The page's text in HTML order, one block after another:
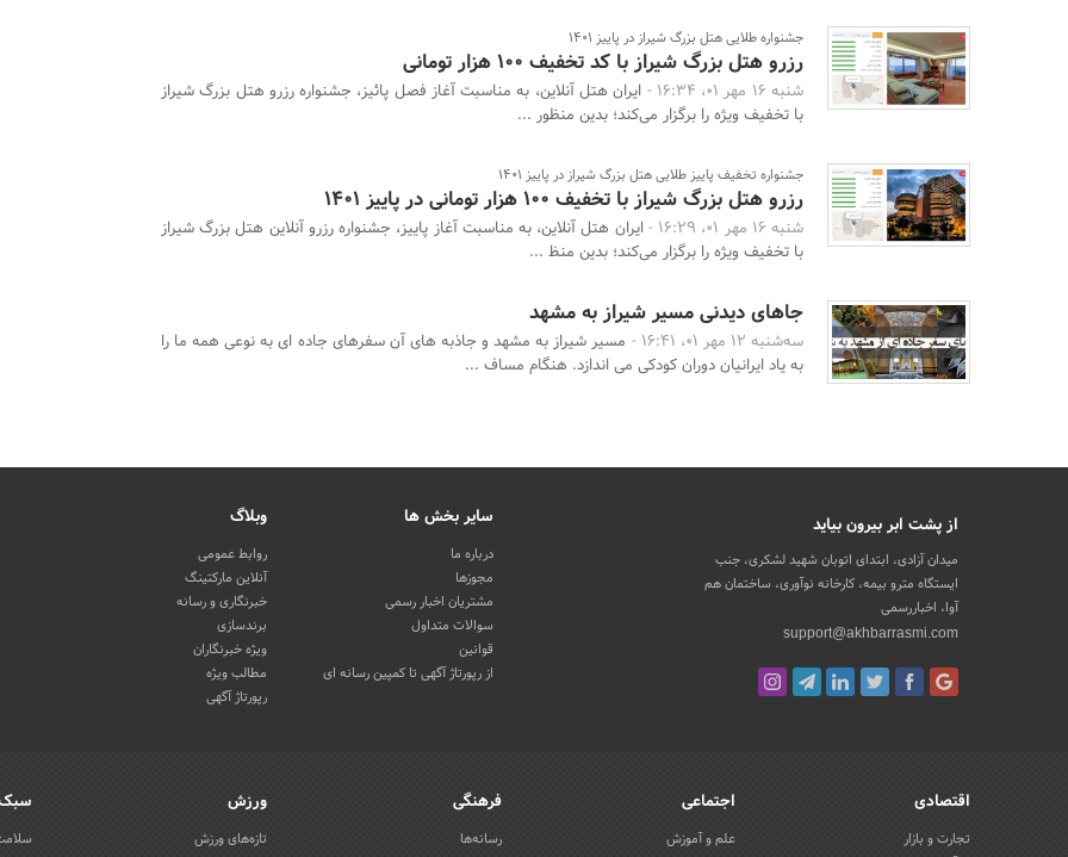
جشنواره طلایی هتل بزرگ شیراز در پاییز 1401
رزرو هتل بزرگ شیراز با کد تخفیف 100 هزار تومانی
شنبه 16 مهر 01، 16:34 -
ایران هتل آنلاین، به مناسبت آغاز فصل پائیز، جشنواره رزرو هتل بزرگ شیراز
با تخفیف ویژه را برگزار می‌‌کند؛ بدین منظور ...
جشنواره تخفیف پاییز طلایی هتل بزرگ شیراز در پاییز 1401
رزرو هتل بزرگ شیراز با تخفیف 100 هزار تومانی در پاییز 1401
شنبه 16 مهر 01، 16:29 -
ایران هتل آنلاین، به مناسبت آغاز پاییز، جشنواره رزرو آنلاین هتل بزرگ شیراز
با تخفیف ویژه را برگزار می‌‌کند؛ بدین منظ ...
جاهای دیدنی مسیر شیراز به مشهد
سه‌شنبه 12 مهر 01، 16:41 -
مسیر شیراز به مشهد و جاذبه های آن سفرهای جاده ای به نوعی همه ما را
به یاد ایرانیان دوران کودکی می اندازد. هنگام مساف ...
از پشت ابر بیرون بیاید
میدان آزادی، ابتدای اتوبان شهید لشکری، جنب
ایستگاه مترو بیمه، کارخانه نوآوری، ساختمان هم
آوا، اخباررسمی
support@akhbarrasmi.com
سایر بخش ها
درباره ما
مجوزها
مشتریان اخبار رسمی
سوالات متداول
قوانین
از رپورتاژ آگهی تا کمپین رسانه ای
وبلاگ
روابط عمومی
آنلاین مارکتینگ
خبرنگاری و رسانه
برندسازی
ویژه خبرنگاران
مطالب ویژه
رپورتاژ آگهی
اقتصادی
تجارت و بازار
اجتماعی
علم و آموزش
فرهنگی
رسانه‌ها
ورزش
تازه‌های ورزش